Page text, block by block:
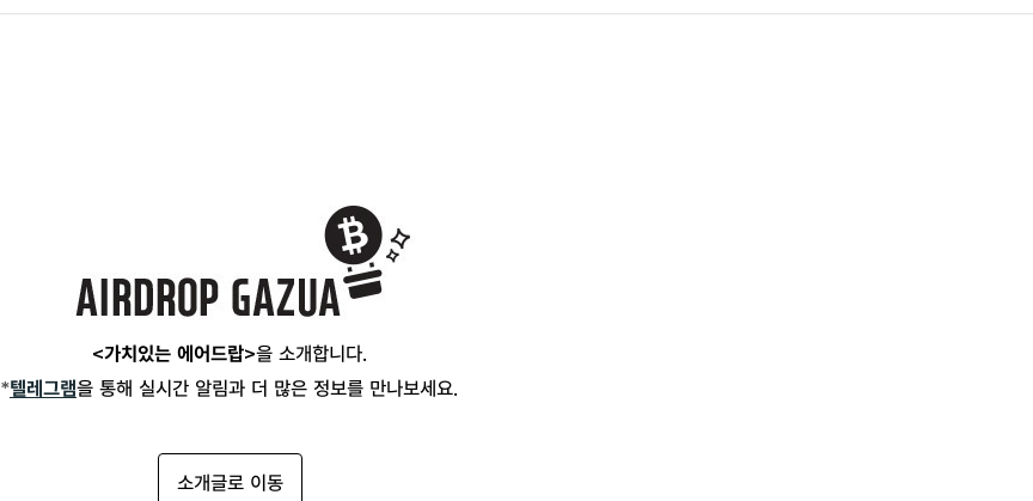
<가치있는 에어드랍>을 소개합니다.
*텔레그램을 통해 실시간 알림과 더 많은 정보를 만나보세요.
소개글로 이동